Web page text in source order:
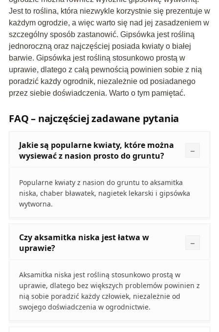
Jest to roślina, która niezwykle korzystnie się prezentuje w
każdym ogrodzie, a więc warto się nad jej zasadzeniem w
szczególny sposób zastanowić. Gipsówka jest rośliną
jednoroczną oraz najczęściej posiada kwiaty o białej
barwie. Gipsówka jest rośliną stosunkowo prostą w
uprawie, dlatego z całą pewnością powinien sobie z nią
poradzić każdy ogrodnik, niezależnie od posiadanego
przez siebie doświadczenia. Warto o tym pamiętać.
FAQ – najczęściej zadawane pytania
Jakie są popularne kwiaty, które można
wysiewać z nasion prosto do gruntu?
Popularne kwiaty z nasion do gruntu to aksamitka
niska, chaber bławatek, nagietek lekarski i gipsówka
wytworna.
Czy aksamitka niska jest łatwa w
uprawie?
Aksamitka niska jest rośliną stosunkowo prostą w
uprawie, dlatego bez większych problemów powinien z
nią sobie poradzić każdy człowiek, niezależnie od
swojego doświadczenia w ogrodnictwie.